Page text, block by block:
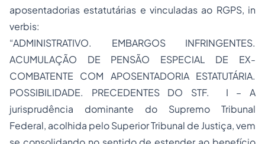
aposentadorias estatutárias e vinculadas ao RGPS, in
verbis:
“ADMINISTRATIVO. EMBARGOS INFRINGENTES.
ACUMULAÇÃO DE PENSÃO ESPECIAL DE EX-
COMBATENTE COM APOSENTADORIA ESTATUTÁRIA.
POSSIBILIDADE. PRECEDENTES DO STF. I – A
jurisprudência dominante do Supremo Tribunal
Federal, acolhida pelo Superior Tribunal de Justiça, vem